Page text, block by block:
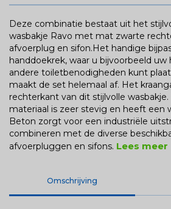
Deze combinatie bestaat uit het
wasbakje Ravo met mat zwarte
afvoerplug en sifon.Het handige
handdoekrek, waar u bijvoorbeeld
andere toiletbenodigheden kunt
maakt de set helemaal af. Het
rechterkant van dit stijlvolle
materiaal is zeer stevig en heeft een
Beton zorgt voor een industriële
combineren met de diverse
afvoerpluggen en sifons. Lees meer
Omschrijving